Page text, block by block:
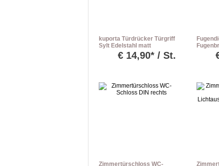
kuporta Türdrücker Türgriff
Sylt Edelstahl matt
gebürstet
€ 14,90* / St.
Zimmertürschloss WC-